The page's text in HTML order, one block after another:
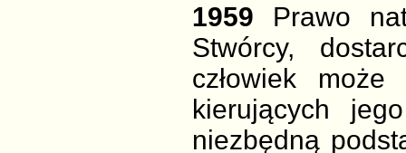
1959 Prawo
Stwórcy,
człowiek
kierujących
niezbędną